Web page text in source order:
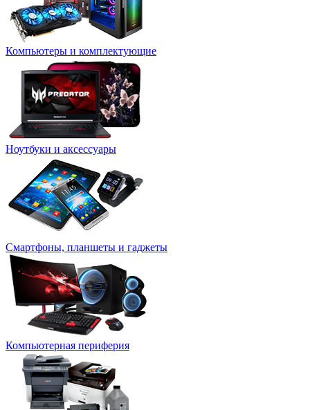
Компьютеры и комплектующие
Ноутбуки и аксессуары
Смартфоны, планшеты и гаджеты
Компьютерная периферия